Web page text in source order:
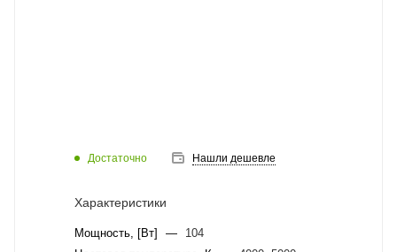
Достаточно Нашли дешевле
Характеристики
Мощность, [Вт] —
104